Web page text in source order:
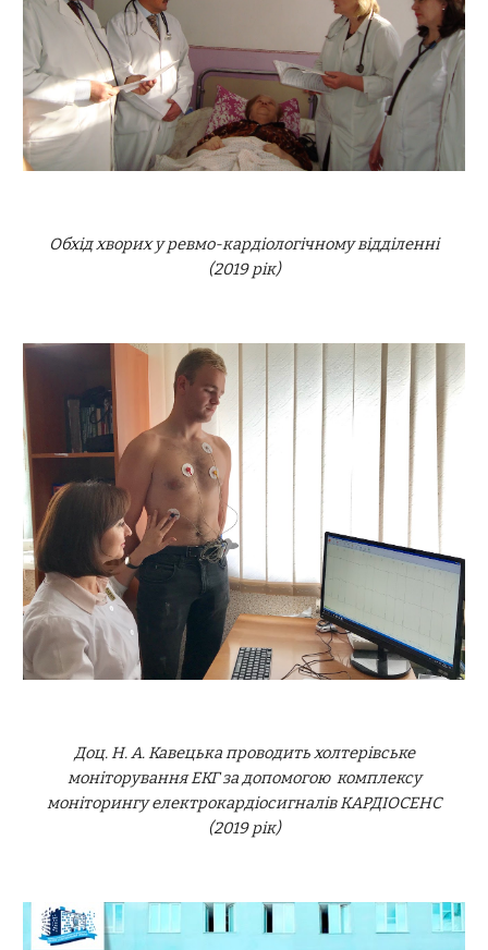
Обхід хворих у ревмо-кардіологічному відділенні
(2019 рік)
Доц. Н. А. Кавецька проводить холтерівське
моніторування ЕКГ за допомогою комплексу
моніторингу електрокардіосигналів КАРДІОСЕНС
(2019 рік)